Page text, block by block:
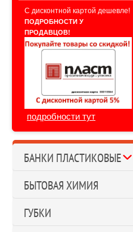
С дисконтной картой дешевле!
ПОДРОБНОСТИ У
ПРОДАВЦОВ!
подробности тут
БАНКИ ПЛАСТИКОВЫЕ
БЫТОВАЯ ХИМИЯ
ГУБКИ